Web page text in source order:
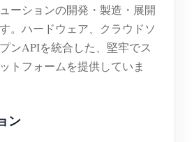
ーションの開発・製造・展開
。ハードウェア、クラウドソ
ンAPIを統合した、堅牢でス
トフォームを提供していま
ン